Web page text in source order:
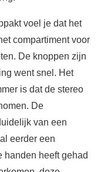
voel je dat het
compartiment voor
De knoppen zijn
went snel. Het
is dat de stereo
De
van een
eerder een
handen heeft gehad